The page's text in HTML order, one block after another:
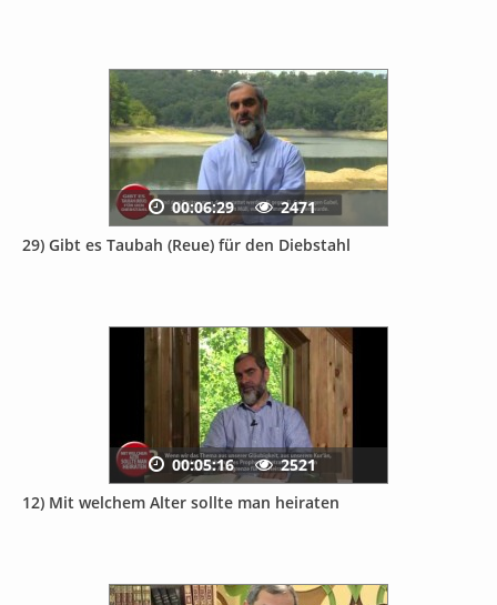
29) Gibt es Taubah (Reue) für den Diebstahl
00:06:29 2471
12) Mit welchem Alter sollte man heiraten
00:05:16 2521